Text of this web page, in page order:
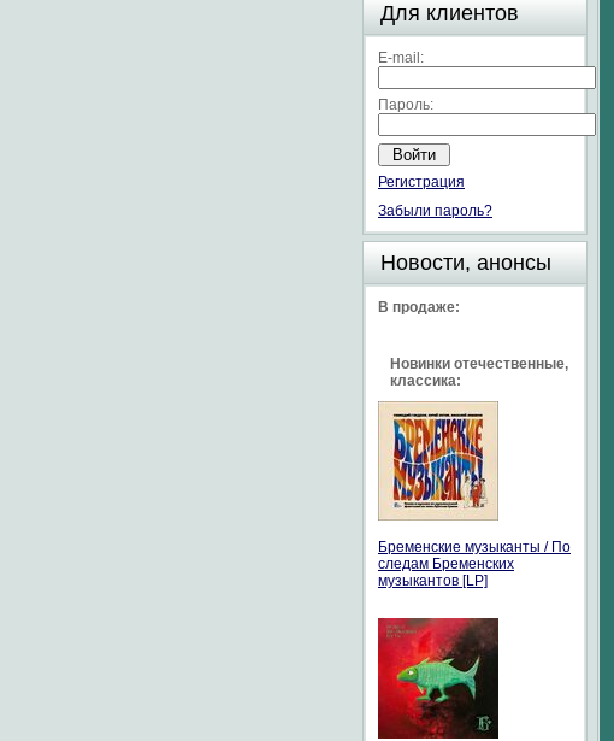
Для клиентов
E-mail:
Пароль:
Регистрация
Забыли пароль?
Новости, анонсы
В продаже:
Новинки отечественные,
классика:
Бременские музыканты / По
следам Бременских
музыкантов [LP]